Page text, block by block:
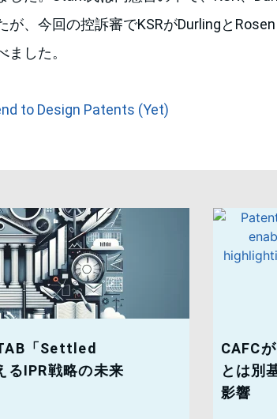
が、今回の控訴審でKSRがDurlingと
した。
to Design Patents (Yet)
「Settled
IPR戦略の未来
CAFC
とは別
影響